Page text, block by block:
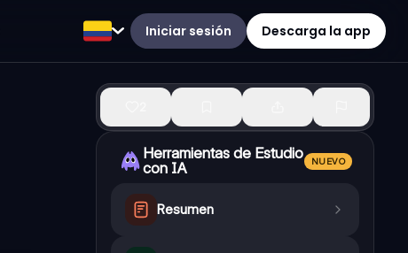
Iniciar sesión Descarga la app
Herramientas de Estudio
con IA
NUEVO
Resumen